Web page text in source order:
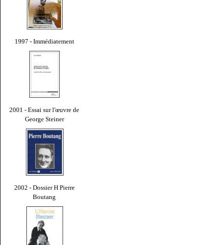
1997 - Immédiatement
2001 - Essai sur l'œuvre de
George Steiner
2002 - Dossier H Pierre
Boutang